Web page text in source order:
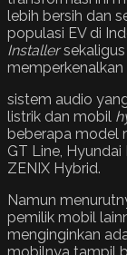
lebih bersih dan
populasi EV di
Installersekaligus
memperkenalkan
sistem audio
listrik dan mobil
beberapa model
GT Line,
ZENIX Hybrid.
Namun
pemilik mobil
menginginkan
mobilnya tampil